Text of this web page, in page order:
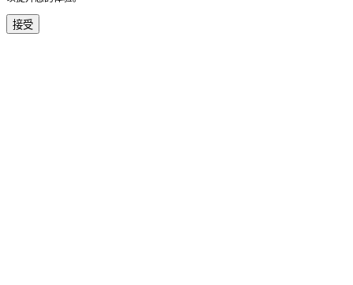
接受